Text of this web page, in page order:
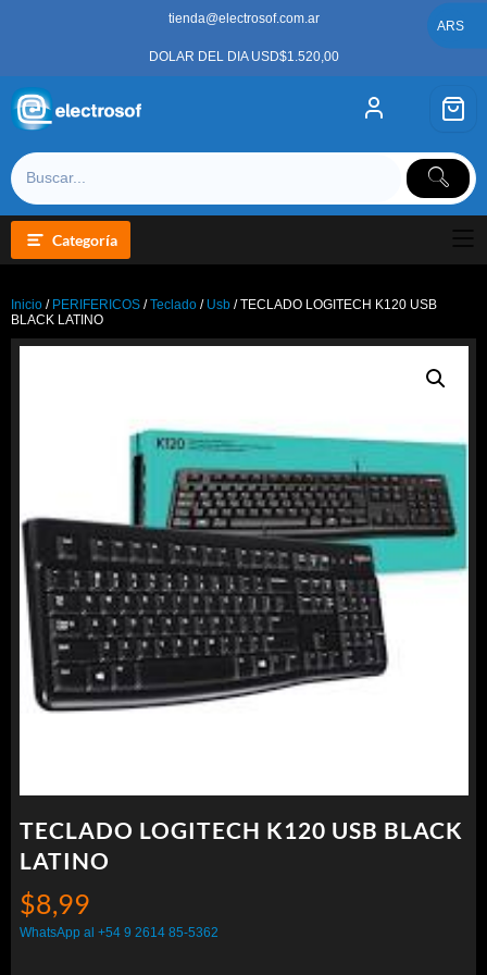
tienda@electrosof.com.ar
DOLAR DEL DIA USD$1.520,00
Categoría
Inicio / PERIFERICOS /Teclado / Usb / TECLADO LOGITECH K120 USB
BLACK LATINO
TECLADO LOGITECH K120 USB BLACK
LATINO
$8,99
WhatsApp al +54 9 2614 85-5362
ARS